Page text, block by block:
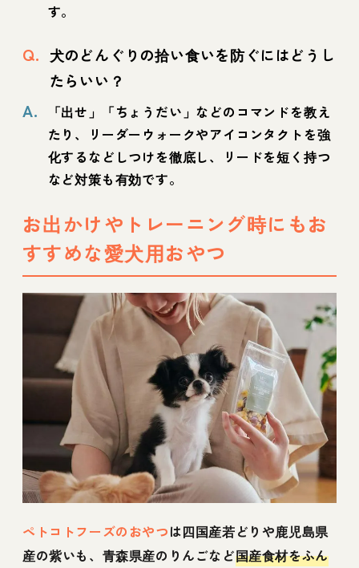
す。
Q. 犬のどんぐりの拾い食いを防ぐにはどうし
たらいい？
A.
「出せ」「ちょうだい」などのコマンドを教え
たり、リーダーウォークやアイコンタクトを強
化するなどしつけを徹底し、リードを短く持つ
など対策も有効です。
お出かけやトレーニング時にもお
すすめな愛犬用おやつ
ペトコトフーズのおやつは四国産若どりや鹿児島県
産の紫いも、青森県産のりんごなど国産食材をふん